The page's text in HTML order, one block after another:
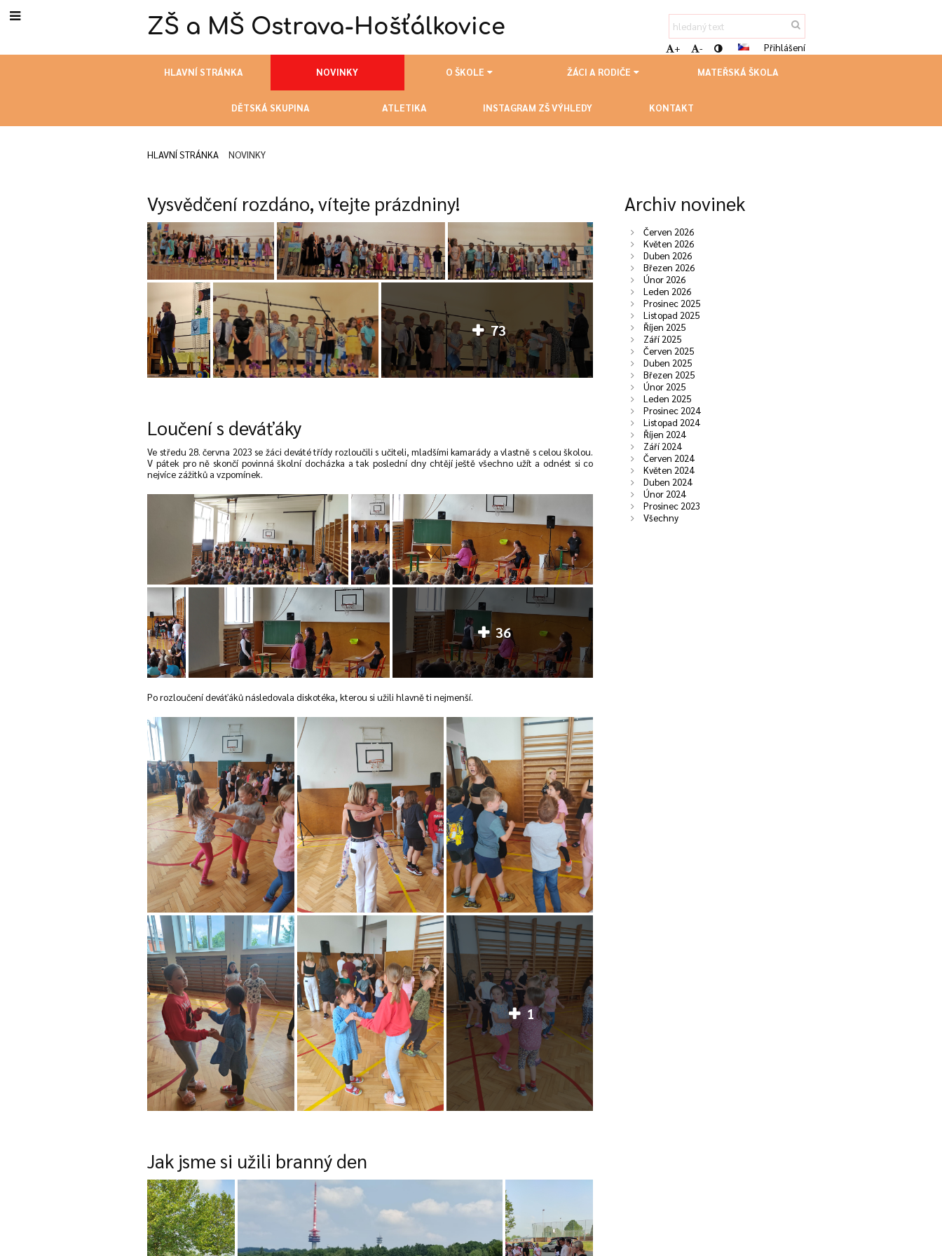
ZŠ a MŠ Ostrava-Hošťálkovice
+ - Přihlášení
HLAVNÍ STRÁNKA NOVINKY O ŠKOLE ŽÁCI A RODIČE MATEŘSKÁ ŠKOLA
DĚTSKÁ SKUPINA ATLETIKA INSTAGRAM ZŠ VÝHLEDY KONTAKT
HLAVNÍ STRÁNKA NOVINKY
Novinky
Vysvědčení rozdáno, vítejte prázdniny!
73
Loučení s deváťáky
Ve středu 28. června 2023 se žáci deváté třídy rozloučili s učiteli, mladšími kamarády a vlastně s celou školou.
V pátek pro ně skončí povinná školní docházka a tak poslední dny chtějí ještě všechno užít a odnést si co
nejvíce zážitků a vzpomínek.
36
Po rozloučení deváťáků následovala diskotéka, kterou si užili hlavně ti nejmenší.
1
Jak jsme si užili branný den
Archiv novinek
Červen 2026
Květen 2026
Duben 2026
Březen 2026
Únor 2026
Leden 2026
Prosinec 2025
Listopad 2025
Říjen 2025
Září 2025
Červen 2025
Duben 2025
Březen 2025
Únor 2025
Leden 2025
Prosinec 2024
Listopad 2024
Říjen 2024
Září 2024
Červen 2024
Květen 2024
Duben 2024
Únor 2024
Prosinec 2023
Všechny